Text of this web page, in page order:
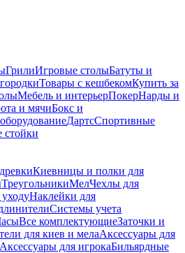
ГрилиИгровые столыБатуты и
Товары с кешбекомКупить за
Мебель и интерьерПокерНарды и
и мячиБокс и
ДартсСпортивные
стойки
Киевницы и полки для
ТреугольникиМелЧехлы для
Наклейки для
Системы учета
Все комплектующиеЗаточки и
для киев и мелаАксессуары для
Аксессуары для игрокаБильярдные